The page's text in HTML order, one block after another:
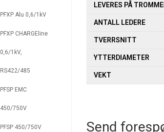
LEVERES PÅ
ANTALL LEDERE
TVERRSNITT
YTTERDIAMETER
VEKT
Send
PFXP Alu 0,6/1kV
PFXP CHARGEline
0,6/1kV,
RS422/485
PFSP EMC
450/750V
PFSP 450/750V